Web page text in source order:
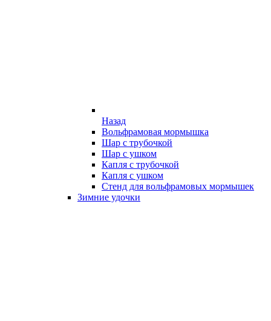
Назад
Вольфрамовая мормышка
Шар с трубочкой
Шар с ушком
Капля с трубочкой
Капля с ушком
Стенд для вольфрамовых мормышек
Зимние удочки